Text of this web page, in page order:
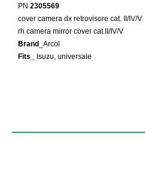
PN 2305569
cover camera dx retrovisore cat. II/IV/V
rh camera mirror cover cat. II/IV/V
Brand
_Arcol
Fits_
Isuzu, universale